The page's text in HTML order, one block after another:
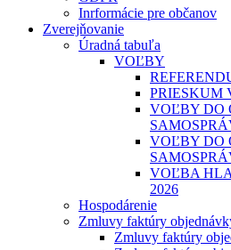
Inrformácie pre občanov
Zverejňovanie
Úradná tabuľa
VOĽBY
PRIESKUM
VOĽBY DO
VOĽBY DO
VOĽBA
2026
Hospodárenie
Zmluvy faktúry
Zmluvy faktúry